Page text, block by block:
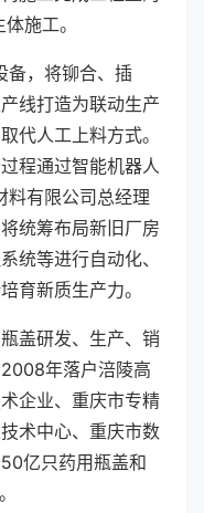
施工。
备，将铆合、插
线打造为联动生产
代人工上料方式。
程通过智能机器人
料有限公司总经理
统筹布局新旧厂房
统等进行自动化、
育新质生产力。
盖研发、生产、销
年落户涪陵高
企业、重庆市专精
术中心、重庆市数
亿只药用瓶盖和